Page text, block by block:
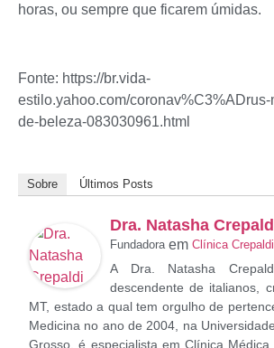
horas, ou sempre que ficarem úmidas.
Fonte: https://br.vida-
estilo.yahoo.com/
de-beleza-083030961.html
Sobre Últimos Posts
Dra. Natasha
Fundadoraem Clínica Crepaldi
A Dra. Natasha
descendente de italianos,
MT, estado a qual tem orgulho de
Medicina no ano de 2004, na
Grosso, é especialista em Clínica